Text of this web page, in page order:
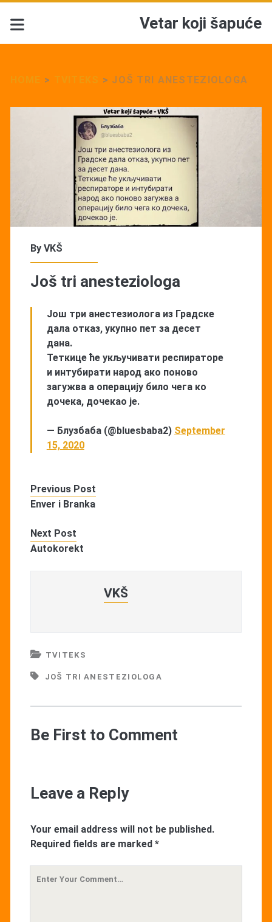
Vetar koji šapuće
> > JOŠ TRI ANESTEZIOLOGA
By VKŠ
Još tri anesteziologa
Још три анестезиолога из Градске
дала отказ, укупно пет за десет
дана.
Теткице ће укључивати респираторе
и интубирати народ ако поново
загужва а операцију било чега ко
дочека, дочекао је.
— Блузбаба (@bluesbaba2) September
15, 2020
Previous Post
Enver i Branka
Next Post
Autokorekt
VKŠ
TVITEKS
JOŠ TRI ANESTEZIOLOGA
Be First to Comment
Leave a Reply
Your email address will not be published.
Required fields are marked *